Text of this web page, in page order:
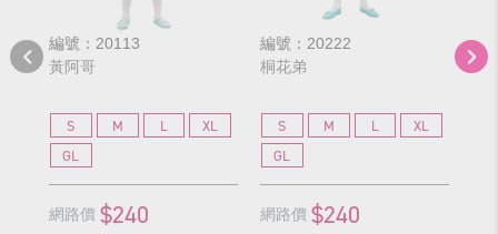
編號：20113
黃阿哥
S M L
XL
GL
網路價 $240
編號：20222
桐花弟
S M L
XL
GL
網路價 $240
編
V